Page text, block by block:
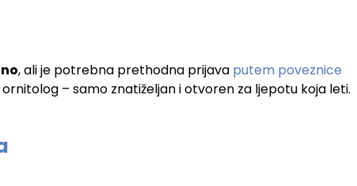
, ali je potrebna prethodna prijava putem poveznice
– samo znatiželjan i otvoren za ljepotu koja leti.